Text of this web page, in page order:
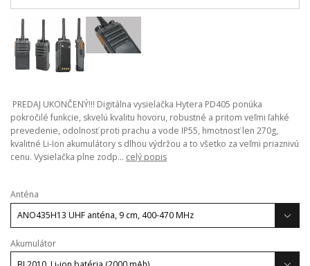
PREDAJ UKONČENÝ!!! Digitálna vysielačka Hytera PD405 ponúka
pokročilé funkcie, skvelú kvalitu hovoru, robustné a pritom veľmi ľahké
prevedenie, odolnosť proti prachu a vode IP55, hmotnosť len 270g,
kvalitné Li-Ion akumulátory s dlhou výdržou a to všetko za veľmi priaznivú
cenu. Vysielačka plne zodp... celý popis
Anténa
Akumulátor